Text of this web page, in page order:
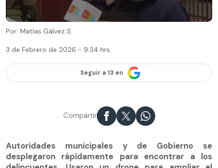
Por: Matías Gálvez S.
3 de Febrero de 2026 - 9:34 hrs.
Seguir a 13 en
Compartir
Autoridades municipales y de Gobierno se
desplegaron rápidamente para encontrar a los